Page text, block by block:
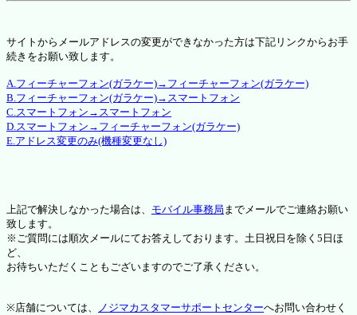
サイトからメールアドレスの変更ができなかった方は下記リンクからお手
続きをお願い致します。
A.フィーチャーフォン(ガラケー)→フィーチャーフォン(ガラケー)
B.フィーチャーフォン(ガラケー)→スマートフォン
C.スマートフォン→スマートフォン
D.スマートフォン→フィーチャーフォン(ガラケー)
E.アドレス変更のみ(機種変更なし)
上記で解決しなかった場合は、 モバイル事務局 までメールでご連絡お願い
致します。
※ご質問には順次メールにてお答えしております。土日祝日を除く5日ほ
ど、
お待ちいただくこともございますのでご了承ください。
※店舗については、 ノジマカスタマーサポートセンターへお問い合わせく